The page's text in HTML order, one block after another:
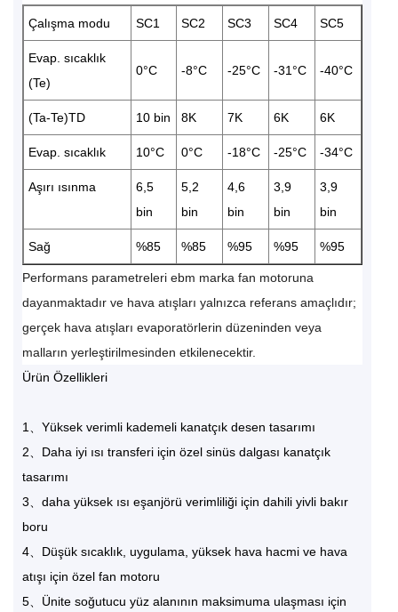
Çalışma modu SC1 SC2 SC3 SC4 SC5
Evap. sıcaklık
(Te)
0°C -8°C -25°C -31°C -40°C
(Ta-Te)TD 10 bin 8K 7K 6K 6K
Evap. sıcaklık 10°C 0°C -18°C -25°C -34°C
Aşırı ısınma
6,5
bin
5,2
bin
4,6
bin
3,9
bin
3,9
bin
Sağ %85 %85 %95 %95 %95
Performans parametreleri ebm marka fan motoruna
dayanmaktadır ve hava atışları yalnızca referans amaçlıdır;
gerçek hava atışları evaporatörlerin düzeninden veya
malların yerleştirilmesinden etkilenecektir.
Ürün Özellikleri
1、Yüksek verimli kademeli kanatçık desen tasarımı
2、Daha iyi ısı transferi için özel sinüs dalgası kanatçık
tasarımı
3、daha yüksek ısı eşanjörü verimliliği için dahili yivli bakır
boru
4、Düşük sıcaklık, uygulama, yüksek hava hacmi ve hava
atışı için özel fan motoru
5、Ünite soğutucu yüz alanının maksimuma ulaşması için